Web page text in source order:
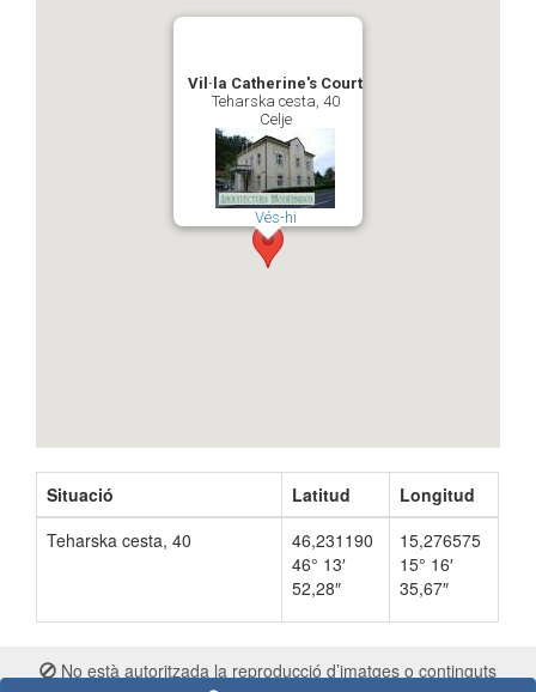
Vil·la Catherine's Court
Teharska cesta, 40
Celje
Vés-hi
Situació Latitud
Longitud
Teharska cesta, 40
46,231190
46° 13′
52,28″
15,276575
15° 16′
35,67″
No està autoritzada la reproducció d’imatges o continguts